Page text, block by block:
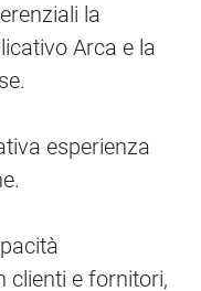
la
Arca e la
esperienza
clienti e fornitori,